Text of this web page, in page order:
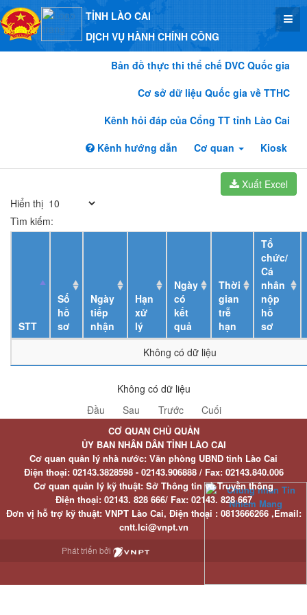
TỈNH LÀO CAI
DỊCH VỤ HÀNH CHÍNH CÔNG
Bản đồ thực thi thể chế DVC Quốc gia
Cơ sở dữ liệu Quốc gia về TTHC
Kênh hỏi đáp của Cổng TT tỉnh Lào Cai
Kênh hướng dẫn
Cơ quan Kiosk
Xuất Excel
Hiển thị
Tìm kiếm:
STT
Số
hồ
sơ
Ngày
tiếp
nhận
Hạn
xử
lý
Ngày
có
kết
quả
Thời
gian
trễ
hạn
Tổ
chức/
Cá
nhân
nộp
hồ
sơ
Không có dữ liệu
Không có dữ liệu
Đầu
Sau Trước Cuối
CƠ QUAN CHỦ QUẢN
ỦY BAN NHÂN DÂN TỈNH LÀO CAI
Cơ quan quản lý nhà nước: Văn phòng UBND tỉnh Lào Cai
Điện thoại:02143.3828598 - 02143.906888 / Fax:02143.840.006
Cơ quan quản lý kỹ thuật: Sở Thông tin và Truyền thông
Điện thoại:02143. 828 666/ Fax:02143. 828 667
Đơn vị hỗ trợ kỹ thuật: VNPT Lào Cai, Điện thoại : 0813666266 ,Email:
cntt.lci@vnpt.vn
Phát triển bởi